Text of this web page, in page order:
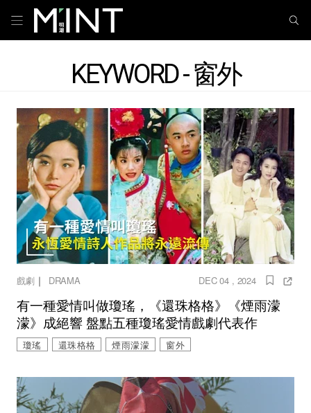
KEYWORD - 窗外
戲劇｜ DRAMA DEC 04 , 2024
有一種愛情叫做瓊瑤，《還珠格格》《煙雨濛
濛》成絕響 盤點五種瓊瑤愛情戲劇代表作
瓊瑤 還珠格格 煙雨濛濛 窗外